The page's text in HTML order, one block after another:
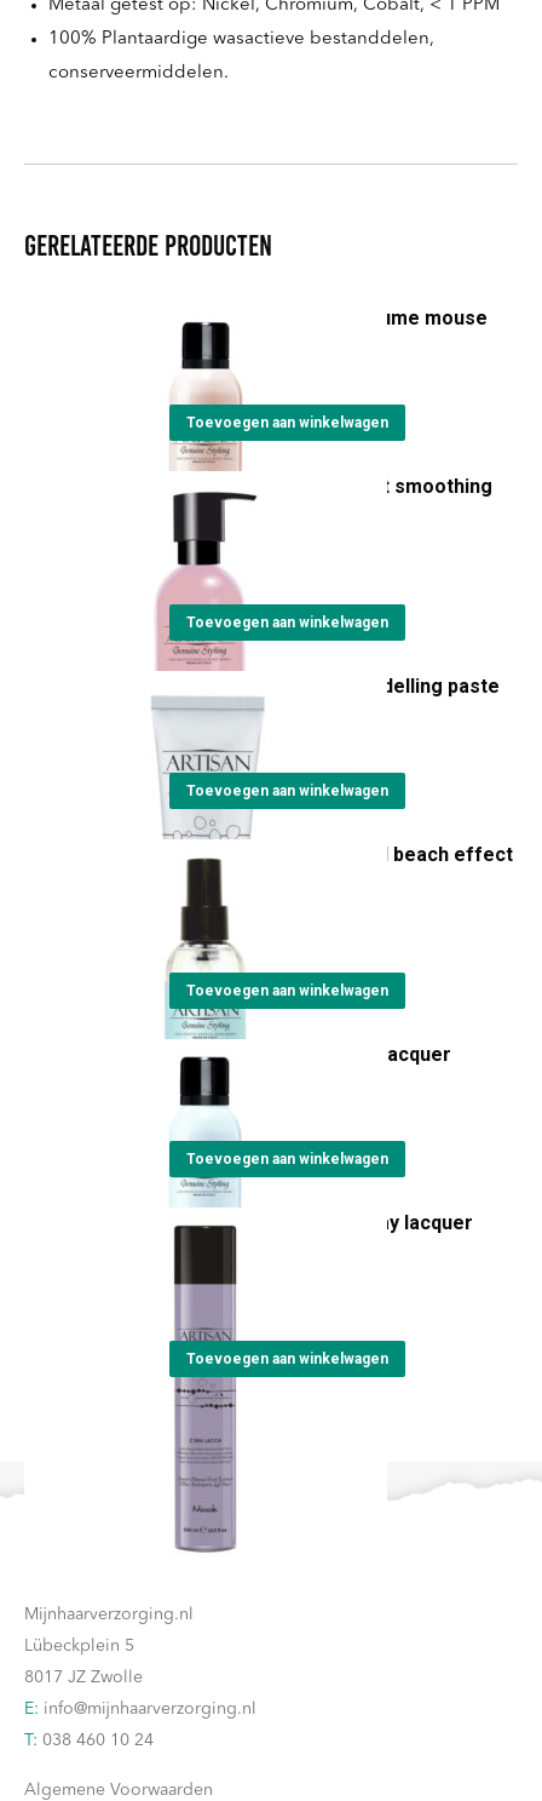
Metaal getest op: Nickel, Chromium, Cobalt, < 1 PPM
100% Plantaardige wasactieve bestanddelen,
conserveermiddelen.
Gerelateerde producten
Artisan Puff styling volume mouse
23,55
Toevoegen aan winkelwagen
Artisan Lisciolina velvet smoothing
Toevoegen aan winkelwagen
Artisan Pongo matt modelling paste
Toevoegen aan winkelwagen
Artisan Hair In The Wind beach effect
Toevoegen aan winkelwagen
Artisan Lallaca volume lacquer
24,15
Toevoegen aan winkelwagen
Artisan C'era lacca spray lacquer
Toevoegen aan winkelwagen
Mijnhaarverzorging.nl
Lübeckplein 5
8017 JZ Zwolle
E: info@mijnhaarverzorging.nl
T: 038 460 10 24
Algemene Voorwaarden